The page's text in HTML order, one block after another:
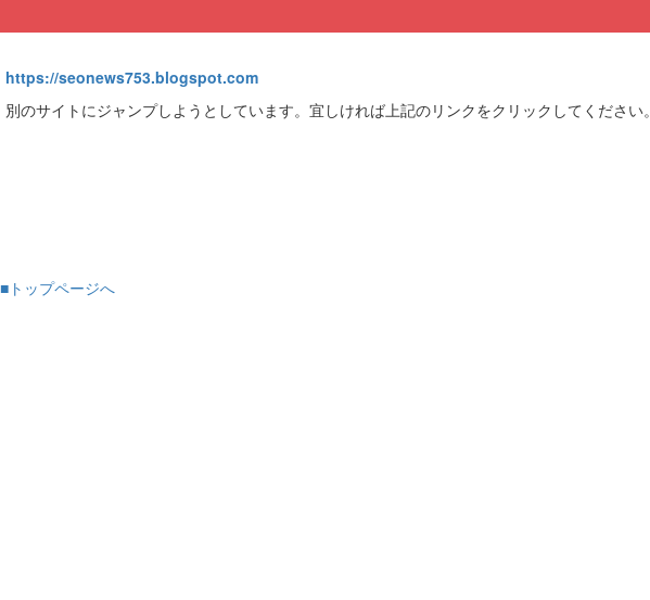
https://seonews753.blogspot.com
別のサイトにジャンプしようとしています。宜しければ上記のリンクをクリックしてください。
■トップページへ